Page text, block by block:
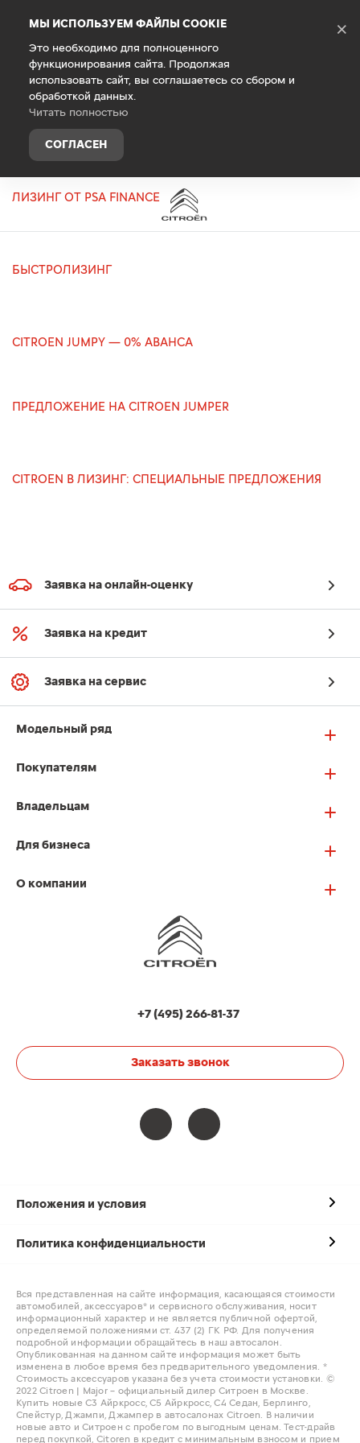
МЫ ИСПОЛЬЗУЕМ ФАЙЛЫ COOKIE
Это необходимо для полноценного
функционирования сайта. Продолжая
использовать сайт, вы соглашаетесь со сбором и
обработкой данных.
Читать полностью
СОГЛАСЕН
×
Главная Покупателям Финансовые услуги
ЛИЗИНГ
ЛИЗИНГ ОТ PSA FINANCE
БЫСТРОЛИЗИНГ
CITROEN JUMPY — 0% АВАНСА
ПРЕДЛОЖЕНИЕ НА CITROEN JUMPER
CITROEN В ЛИЗИНГ: СПЕЦИАЛЬНЫЕ ПРЕДЛОЖЕНИЯ
Заявка на онлайн-оценку
Заявка на кредит
Заявка на сервис
Модельный ряд
Покупателям
Владельцам
Для бизнеса
О компании
+7 (495) 266-81-37
Заказать звонок
Положения и условия
Политика конфиденциальности
Вся представленная на сайте информация, касающаяся стоимости
автомобилей, аксессуаров* и сервисного обслуживания, носит
информационный характер и не является публичной офертой,
определяемой положениями ст. 437 (2) ГК РФ. Для получения
подробной информации обращайтесь в наш автосалон.
Опубликованная на данном сайте информация может быть
изменена в любое время без предварительного уведомления. *
Стоимость аксессуаров указана без учета стоимости установки. ©
2022 Citroen | Major – официальный дилер Ситроен в Москве.
Купить новые С3 Айркросс, С5 Айркросс, С4 Седан, Берлинго,
Спейстур, Джампи, Джампер в автосалонах Citroen. В наличии
новые авто и Ситроен с пробегом по выгодным ценам. Тест-драйв
перед покупкой, Citoren в кредит с минимальным взносом и прием